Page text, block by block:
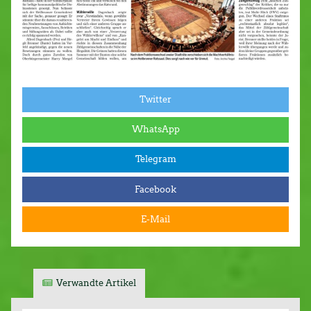
Twitter
WhatsApp
Telegram
Facebook
E-Mail
Verwandte Artikel